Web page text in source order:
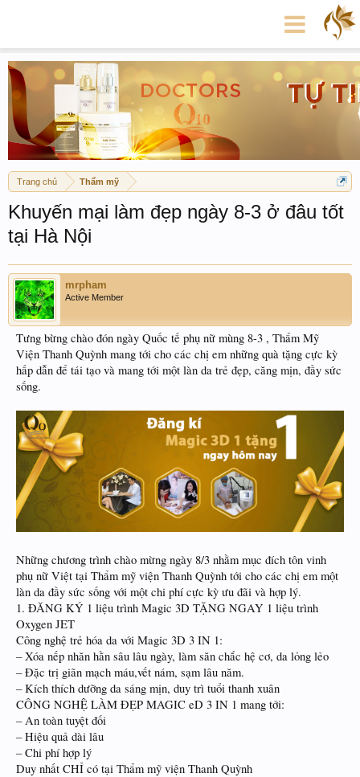
Trang chủ Thẩm mỹ
Khuyến mại làm đẹp ngày 8-3 ở đâu tốt
tại Hà Nội
mrpham
Active Member
Tưng bừng chào đón ngày Quốc tế phụ nữ mùng 8-3 , Thẩm Mỹ
Viện Thanh Quỳnh mang tới cho các chị em những quà tặng cực kỳ
hấp dẫn để tái tạo và mang tới một làn da trẻ đẹp, căng mịn, đầy sức
sống.
Những chương trình chào mừng ngày 8/3 nhằm mục đích tôn vinh
phụ nữ Việt tại Thẩm mỹ viện Thanh Quỳnh tới cho các chị em một
làn da đầy sức sống với một chi phí cực kỳ ưu đãi và hợp lý.
1. ĐĂNG KÝ 1 liệu trình Magic 3D TẶNG NGAY 1 liệu trình
Oxygen JET
Công nghệ trẻ hóa da với Magic 3D 3 IN 1:
– Xóa nếp nhăn hằn sâu lâu ngày, làm săn chắc hệ cơ, da lỏng lẻo
– Đặc trị giãn mạch máu,vết nám, sạm lâu năm.
– Kích thích dưỡng da sáng mịn, duy trì tuổi thanh xuân
CÔNG NGHỆ LÀM ĐẸP MAGIC eD 3 IN 1 mang tới:
– An toàn tuyệt đối
– Hiệu quả dài lâu
– Chi phí hợp lý
Duy nhất CHỈ có tại Thẩm mỹ viện Thanh Quỳnh